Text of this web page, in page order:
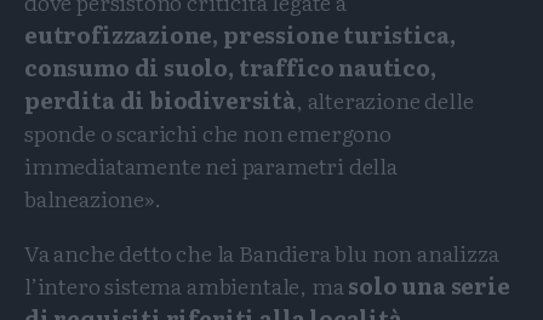
eutrofizzazione, pressione turistica,
consumo di suolo, traffico nautico,
perdita di biodiversità, alterazione delle
sponde o scarichi che non emergono
immediatamente nei parametri della
balneazione».
Va anche detto che la Bandiera blu non analizza
l’intero sistema ambientale, masolo una serie